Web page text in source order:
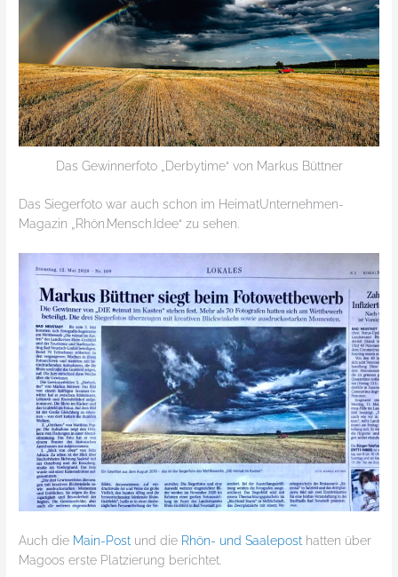
Das Gewinnerfoto „Derbytime“ von Markus Büttner
Das Siegerfoto war auch schon im HeimatUnternehmen-
Magazin „Rhön.Mensch.Idee“ zu sehen.
Auch die Main-Post und die Rhön- und Saalepost hatten über
Magoos erste Platzierung berichtet.